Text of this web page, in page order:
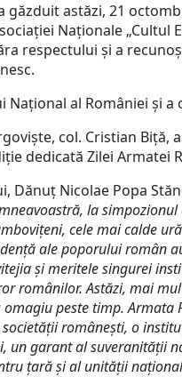
astăzi, 21
Naționale
respectului și a
al României și a
col. Cristian Biță,
dedicată Zilei
Nicolae Popa
la
cele mai calde
ale poporului român
și meritele singurei
românilor.Astăzi, mai
peste timp.Armata
românești, o
un garant al suveranității
ţară şi al unităţii